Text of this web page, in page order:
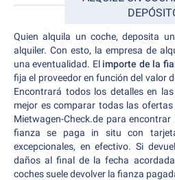
Quien alquila un coche, deposita
alquiler. Con esto, la empresa de
una eventualidad. Elimporte de la
fija el proveedor en función del valor
Encontrará todos los detalles en
mejor es comparar todas las
Mietwagen-Check.de para
fianza se paga in situ con
excepcionales, en efectivo. Si
daños al final de la fecha
coches suele devolver la fianza